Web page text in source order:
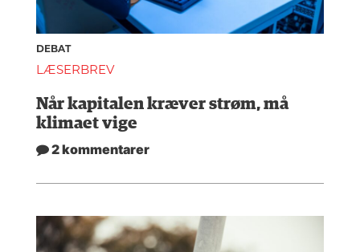
DEBAT
LÆSERBREV
Når kapitalen kræver strøm, må
klimaet vige
2 kommentarer